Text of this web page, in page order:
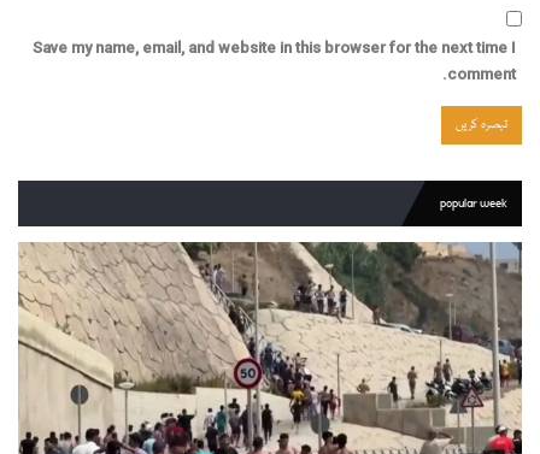
Save my name, email, and website in this browser for the next time I
comment.
popular week